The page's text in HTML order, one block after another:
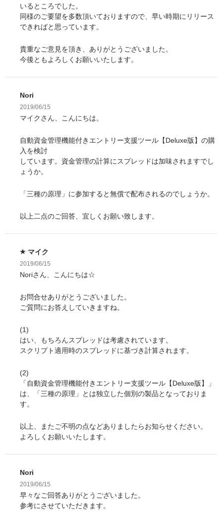
いるところでした。
同様のご要望を多数頂いておりますので、早い時期にリリース
できればと思っています。
貴重なご意見を頂き、ありがとうございました。
今後ともよろしくお願いいたします。
Nori
2019/06/15
マイクさん、こんにちは。
自動資金管理機能付きエントリー支援ツール【Deluxe版】の購
入を検討
しています。資金管理の計算にスプレッドは加味されますでし
ょうか。
「三種の原理」に参加すると無償で配布されるのでしょうか。
以上二点のご回答、宜しくお願い致します。
マイク
2019/06/15
Noriさん、こんにちは☆
お問合せありがとうございました。
ご質問にお答えしていきますね。
(1)
はい、もちろんスプレッドは考慮されています。
スクリプト適用時のスプレッドに基づき計算されます。
(2)
「自動資金管理機能付きエントリー支援ツール【Deluxe版】」
は、「三種の原理」とは独立した個別の製品となっておりま
す。
以上、またご不明の点などありましたらお知らせください。
よろしくお願いいたします。
Nori
2019/06/15
早々なご回答ありがとうございました。
参考にさせていただきます。